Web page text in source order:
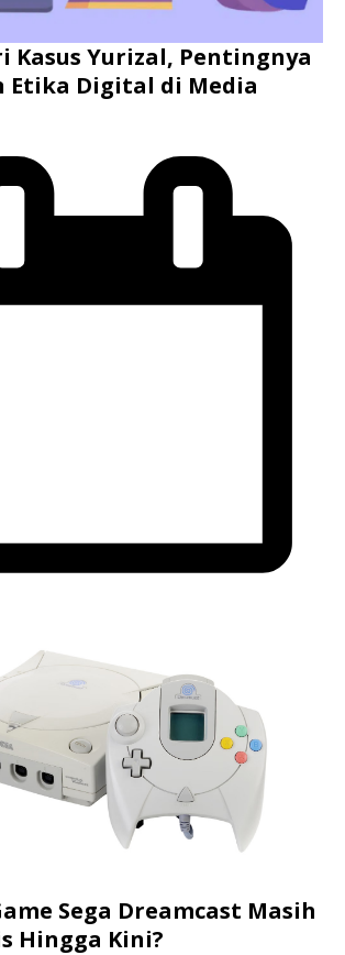
Kasus Yurizal, Pentingnya
Etika Digital di Media
Sega Dreamcast Masih
Hingga Kini?